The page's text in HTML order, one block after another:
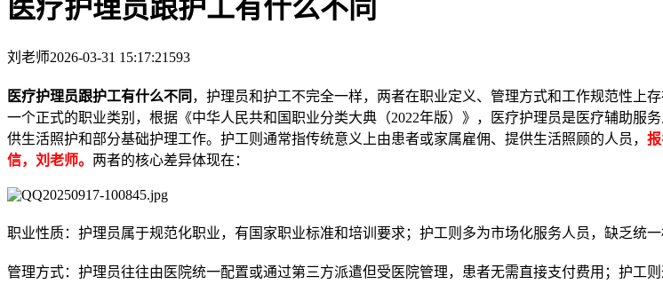
医疗护理员跟护工有什么不同
刘老师2026-03-31 15:17:21 593
医疗护理员跟护工有什么不同 ，护理员和护工不完全一样，两者在职业定义、管理方式和工作规范性上
一个正式的职业类别，根据《中华人民共和国职业分类大典（2022年版）》，医疗护理员是医疗辅助服
供生活照护和部分基础护理工作。护工则通常指传统意义上由患者或家属雇佣、提供生活照顾的人员， 报
信，刘老师。 两者的核心差异体现在：
职业性质：护理员属于规范化职业，有国家职业标准和培训要求；护工则多为市场化服务人员，缺乏统一
管理方式：护理员往往由医院统一配置或通过第三方派遣但受医院管理，患者无需直接支付费用；护工